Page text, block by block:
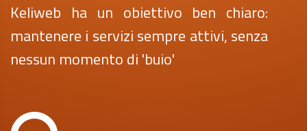
Keliweb ha un obiettivo ben chiaro:
mantenere i servizi sempre attivi, senza
nessun momento di 'buio'